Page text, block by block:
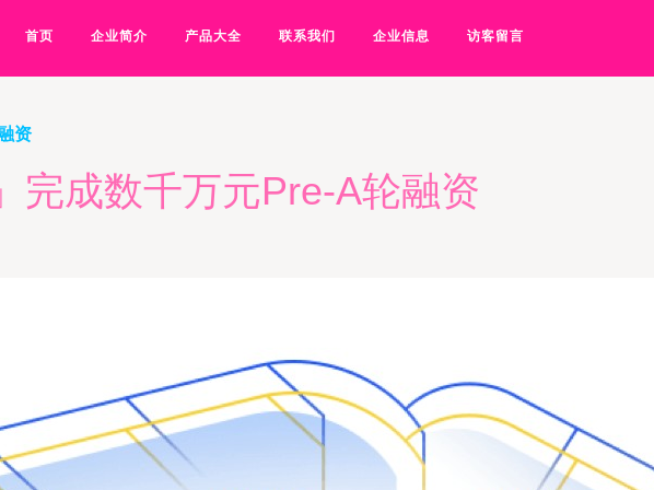
首页 企业简介 产品大全 联系我们 企业信息 访客留言
资
完成数千万元Pre-A轮融资